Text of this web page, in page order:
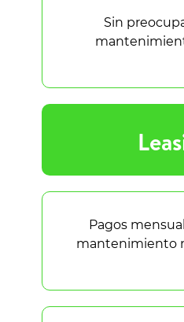
Pagos
mantenimiento
Sin